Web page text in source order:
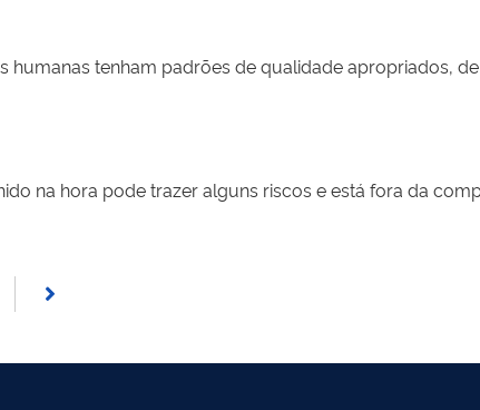
tenham padrões de qualidade apropriados,
na hora pode trazer alguns riscos e está fora da